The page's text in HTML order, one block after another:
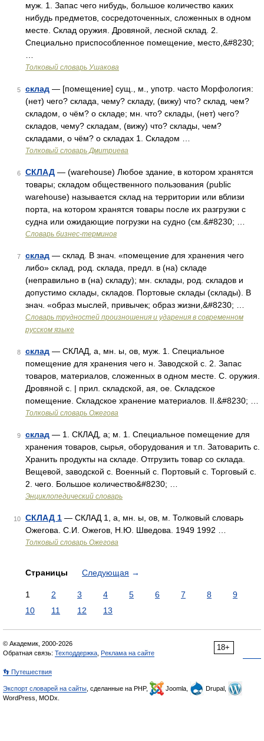
муж. 1. Запас чего нибудь, большое количество каких
нибудь предметов, сосредоточенных, сложенных в одном
месте. Склад оружия. Дровяной, лесной склад. 2.
Специально приспособленное помещение, место,&#8230;
Толковый словарь Ушакова
5 склад — [помещение] сущ., м., употр. часто Морфология:
(нет) чего? склада, чему? складу, (вижу) что? склад, чем?
складом, о чём? о складе; мн. что? склады, (нет) чего?
складов, чему? складам, (вижу) что? склады, чем?
складами, о чём? о складах 1. Складом …
Толковый словарь Дмитриева
6 СКЛАД — (warehouse) Любое здание, в котором хранятся
товары; складом общественного пользования (public
warehouse) называется склад на территории или вблизи
порта, на котором хранятся товары после их разгрузки с
судна или ожидающие погрузки на судно (cм.&#8230; …
Словарь бизнес-терминов
7 склад — склад. В знач. «помещение для хранения чего
либо» склад, род. склада, предл. в (на) складе
(неправильно в (на) складу); мн. склады, род. складов и
допустимо склады, складов. Портовые склады (склады). В
знач. «образ мыслей, привычек; образ жизни,&#8230; …
Словарь трудностей произношения и ударения в современном
русском языке
8 склад — СКЛАД, а, мн. ы, ов, муж. 1. Специальное
помещение для хранения чего н. Заводской с. 2. Запас
товаров, материалов, сложенных в одном месте. С. оружия.
Дровяной с. | прил. складской, ая, ое. Складское
помещение. Складское хранение материалов. II.&#8230; …
Толковый словарь Ожегова
9 склад — 1. СКЛАД, а; м. 1. Специальное помещение для
хранения товаров, сырья, оборудования и т.п. Затоварить с.
Хранить продукты на складе. Отгрузить товар со склада.
Вещевой, заводской с. Военный с. Портовый с. Торговый с.
2. чего. Большое количество&#8230; …
Энциклопедический словарь
10 СКЛАД 1 — СКЛАД 1, а, мн. ы, ов, м. Толковый словарь
Ожегова. С.И. Ожегов, Н.Ю. Шведова. 1949 1992 …
Толковый словарь Ожегова
Страницы Следующая →
1 2 3 4 5 6 7 8
9
10
11 12 13
18+
© Академик, 2000-2026
Обратная связь: Техподдержка Реклама на сайте
👣 Путешествия
Экспорт словарей на сайты , сделанные на PHP, Joomla,
Drupal,
WordPress, MODx.